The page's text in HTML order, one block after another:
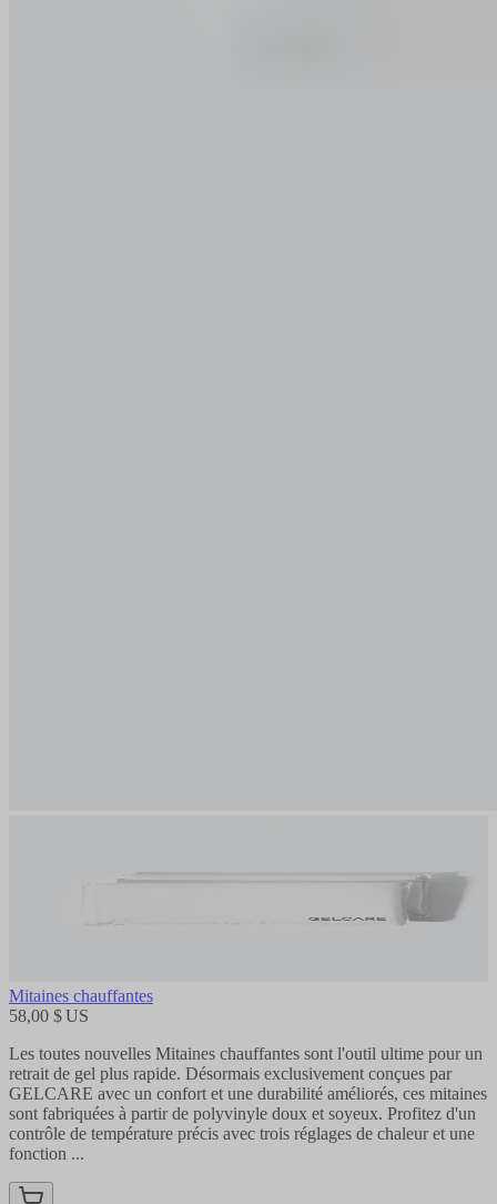
Mitaines chauffantes
58,00 $ US
Les toutes nouvelles Mitaines chauffantes sont l'outil ultime pour un
retrait de gel plus rapide. Désormais exclusivement conçues par
GELCARE avec un confort et une durabilité améliorés, ces mitaines
sont fabriquées à partir de polyvinyle doux et soyeux. Profitez d'un
contrôle de température précis avec trois réglages de chaleur et une
fonction ...